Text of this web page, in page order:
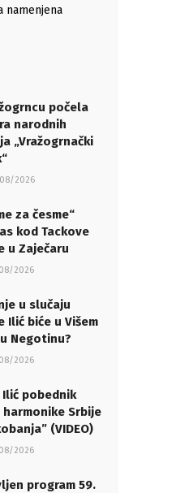
namenjena
počela
narodnih
„Vražogrnački
2026
za česme“
kod Tackove
u Zaječaru
2026
u slučaju
Ilić biće u Višem
Negotinu?
2026
pobednik
harmonike Srbije
(VIDEO)
2026
program 59.